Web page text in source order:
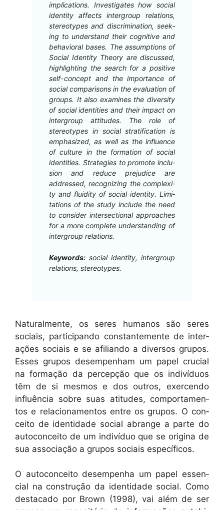
impli­ca­tions. Inves­ti­gates how social
iden­ti­ty affects inter­group rela­tions,
stereo­types and dis­crim­i­na­tion, seek­
ing to under­stand their cog­ni­tive and
behav­ioral bases. The assump­tions of
Social Iden­ti­ty The­o­ry are dis­cussed,
high­light­ing the search for a pos­i­tive
self-con­cept and the impor­tance of
social com­par­isons in the eval­u­a­tion of
groups. It also exam­ines the diver­si­ty
of social iden­ti­ties and their impact on
inter­group atti­tudes. The role of
stereo­types in social strat­i­fi­ca­tion is
empha­sized, as well as the influ­ence
of cul­ture in the for­ma­tion of social
iden­ti­ties. Strate­gies to pro­mote inclu­
sion and reduce prej­u­dice are
addressed, rec­og­niz­ing the com­plex­i­
ty and flu­id­i­ty of social iden­ti­ty. Lim­i­
ta­tions of the study include the need
to con­sid­er inter­sec­tion­al approach­es
for a more com­plete under­stand­ing of
inter­group relations.
Key­words: social iden­ti­ty, inter­group
rela­tions, stereotypes.
Nat­u­ral­mente, os seres humanos são seres
soci­ais, par­tic­i­pan­do con­stan­te­mente de inter­
ações soci­ais e se afil­ian­do a diver­sos gru­pos.
Ess­es gru­pos desem­pen­ham um papel cru­cial
na for­mação da per­cepção que os indi­ví­du­os
têm de si mes­mos e dos out­ros, exercendo
influên­cia sobre suas ati­tudes, com­por­ta­men­
tos e rela­ciona­men­tos entre os gru­pos. O con­
ceito de iden­ti­dade social abrange a parte do
auto­con­ceito de um indi­ví­duo que se orig­i­na de
sua asso­ci­ação a gru­pos soci­ais específicos.
O auto­con­ceito desem­pen­ha um papel essen­
cial na con­strução da iden­ti­dade social. Como
desta­ca­do por Brown (1998), vai além de ser